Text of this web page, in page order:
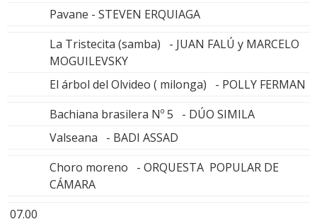
Pavane - STEVEN ERQUIAGA
La Tristecita (samba) - JUAN FALÚ y MARCELO
MOGUILEVSKY
El árbol del Olvideo ( milonga) - POLLY FERMAN
Bachiana brasilera Nº 5 - DÚO SIMILA
Valseana - BADI ASSAD
Choro moreno - ORQUESTA POPULAR DE
CÁMARA
07.00